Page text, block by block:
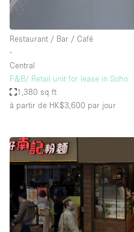
Restaurant / Bar / Café
∙
Central
F&B/ Retail unit for lease in Soho
1,380 sq ft
à partir de HK$3,600 par jour